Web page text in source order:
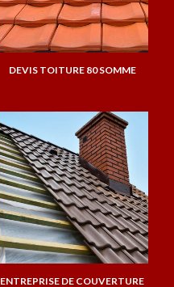
DEVIS TOITURE 80 SOMME
ENTREPRISE DE COUVERTURE